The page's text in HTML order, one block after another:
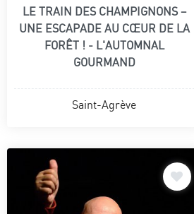
LE TRAIN DES CHAMPIGNONS –
UNE ESCAPADE AU CŒUR DE LA
FORÊT ! - L'AUTOMNAL
GOURMAND
Saint-Agrève